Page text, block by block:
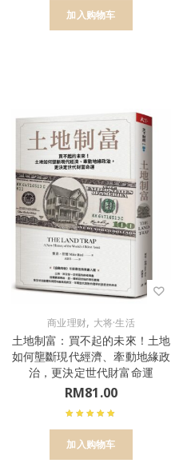
加入购物车
商业理财, 大将·生活
土地制富：買不起的未來！土地
如何壟斷現代經濟、牽動地緣政
治，更決定世代財富命運
RM81.00
加入购物车